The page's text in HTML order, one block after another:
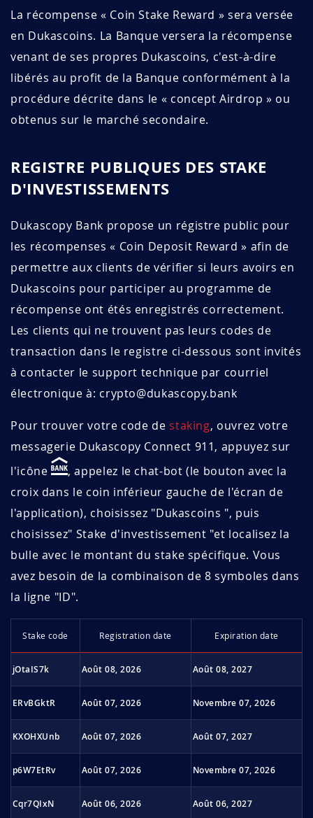
La récompense « Coin Stake Reward » sera versée
en Dukascoins. La Banque versera la récompense
venant de ses propres Dukascoins, c'est-à-dire
libérés au profit de la Banque conformément à la
procédure décrite dans le « concept Airdrop » ou
obtenus sur le marché secondaire.
REGISTRE PUBLIQUES DES STAKE
D'INVESTISSEMENTS
Dukascopy Bank propose un régistre public pour
les récompenses « Coin Deposit Reward » afin de
permettre aux clients de vérifier si leurs avoirs en
Dukascoins pour participer au programme de
récompense ont étés enregistrés correctement.
Les clients qui ne trouvent pas leurs codes de
transaction dans le registre ci-dessous sont invités
à contacter le support technique par courriel
électronique à: crypto@dukascopy.bank
Pour trouver votre code de staking, ouvrez votre
messagerie Dukascopy Connect 911, appuyez sur
l'icône
, appelez le chat-bot (le bouton avec la
croix dans le coin inférieur gauche de l'écran de
l'application), choisissez "Dukascoins ", puis
choisissez" Stake d'investissement "et localisez la
bulle avec le montant du stake spécifique. Vous
avez besoin de la combinaison de 8 symboles dans
la ligne "ID".
Sta­ke code Regi­stra­tion date Expi­ra­tion date
jOtaIS7k Août 08, 2026 Août 08, 2027
ERvBGktR Août 07, 2026 Novembre 07, 2026
KXOHXUnb Août 07, 2026 Août 07, 2027
p6W7EtRv Août 07, 2026 Novembre 07, 2026
Cqr7QIxN Août 06, 2026 Août 06, 2027